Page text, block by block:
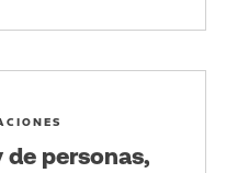
personas,